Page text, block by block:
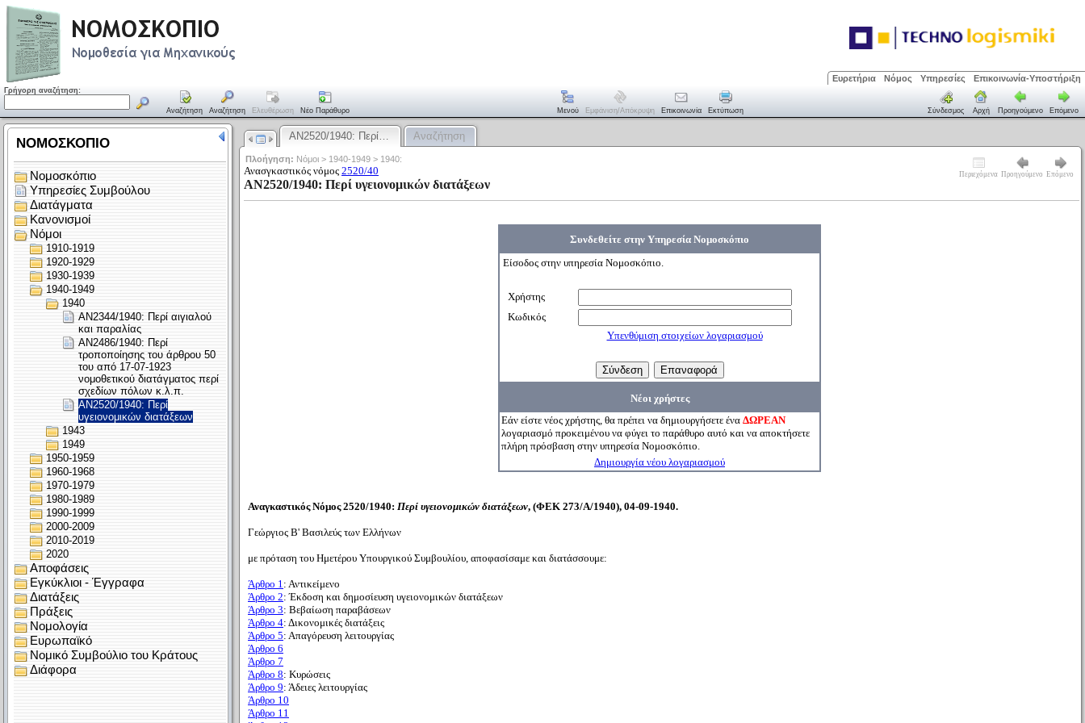
Ευρετήρια Νόμος Υπηρεσίες Επικοινωνία-Υποστήριξη
Γρήγορη αναζήτηση:
Αναζήτηση Αναζήτηση Ελευθέρωση Νέο Παράθυρο Μενού Εμφάνιση/απόκρυψη Επικοινωνία Εκτύπωση Σύνδεσμος Αρχή Προηγούμενο Επόμενο
ΑΝ2520/1940: Περί… Αναζήτηση